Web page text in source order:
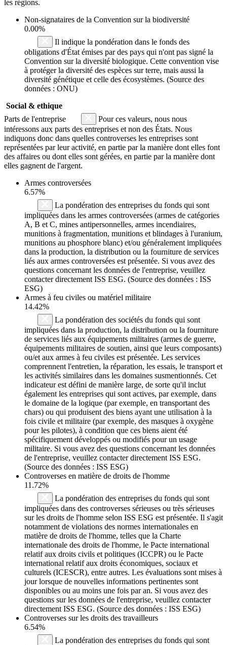
les régions.
Non-signataires de la Convention sur la biodiversité
0.00%
Il indique la pondération dans le fonds des
obligations d'État émises par des pays qui n'ont pas signé la
Convention sur la diversité biologique. Cette convention vise
à protéger la diversité des espèces sur terre, mais aussi la
diversité génétique et celle des écosystèmes. (Source des
données : ONU)
Social & ethique
Parts de l'entreprise
Pour ces valeurs, nous nous
intéressons aux parts des entreprises et non des États. Nous
indiquons donc dans quelles controverses les entreprises sont
représentées par leur activité, en partie par la manière dont elles font
des affaires ou dont elles sont gérées, en partie par la manière dont
elles gagnent de l'argent.
Armes controversées
6.57%
La pondération des entreprises du fonds qui sont
impliquées dans les armes controversées (armes de catégories
A, B et C, mines antipersonnelles, armes incendiaires,
munitions à fragmentation, munitions et blindages à l'uranium,
munitions au phosphore blanc) et/ou généralement impliquées
dans la production, la distribution ou la fourniture de services
liés aux armes controversées est présentée. Si vous avez des
questions concernant les données de l'entreprise, veuillez
contacter directement ISS ESG. (Source des données : ISS
ESG)
Armes à feu civiles ou matériel militaire
14.42%
La pondération des sociétés du fonds qui sont
impliquées dans la production, la distribution ou la fourniture
de services liés aux équipements militaires (armes de guerre,
équipements militaires de soutien, ainsi que leurs composants)
ou/et aux armes à feu civiles est présentée. Les services
comprennent l'entretien, la réparation, les essais, le transport et
les activités similaires dans les domaines susmentionnés. Cet
indicateur est défini de manière large, de sorte qu'il inclut
également les entreprises qui sont actives, par exemple, dans
le domaine de la logique (par exemple, en transportant des
chars) ou qui produisent des biens ayant une utilisation à la
fois civile et militaire (par exemple, des masques à oxygène
pour les pilotes), à condition que ces biens aient été
spécifiquement développés ou modifiés pour un usage
militaire. Si vous avez des questions concernant les données
de l'entreprise, veuillez contacter directement ISS ESG.
(Source des données : ISS ESG)
Controverses en matière de droits de l'homme
11.72%
La pondération des entreprises du fonds qui sont
impliquées dans des controverses sérieuses ou très sérieuses
sur les droits de l'homme selon ISS ESG est présentée. Il s'agit
notamment de violations des normes internationales en
matière de droits de l'homme, telles que la Charte
internationale des droits de l'homme, le Pacte international
relatif aux droits civils et politiques (ICCPR) ou le Pacte
international relatif aux droits économiques, sociaux et
culturels (ICESCR), entre autres. Les évaluations sont mises à
jour lorsque de nouvelles informations pertinentes sont
disponibles ou au moins une fois par an. Si vous avez des
questions sur les données de l'entreprise, veuillez contacter
directement ISS ESG. (Source des données : ISS ESG)
Controverses sur les droits des travailleurs
6.54%
La pondération des entreprises du fonds qui sont